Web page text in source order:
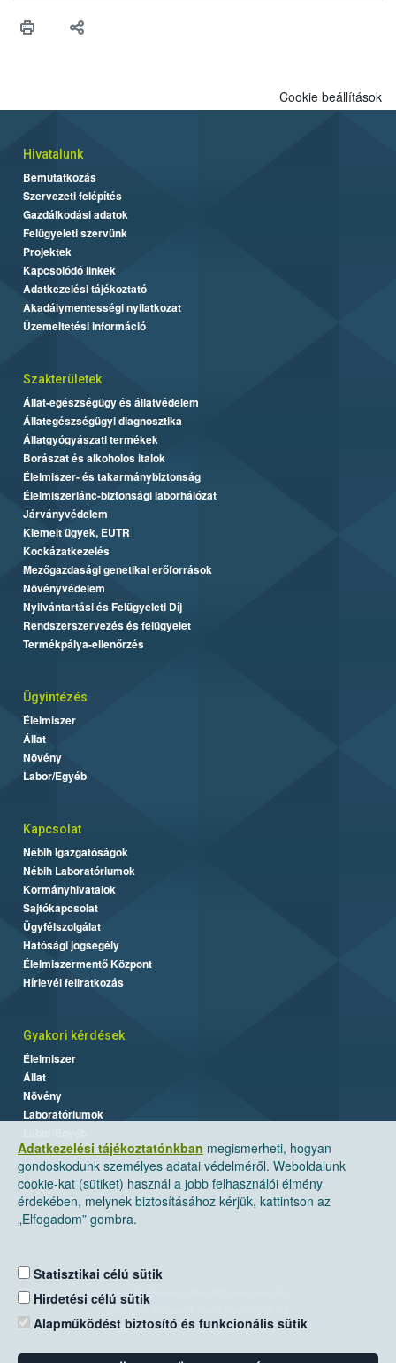
Adatkezelési tájékoztatónkban megismerheti, hogyan
gondoskodunk személyes adatai védelméről. Weboldalunk
cookie-kat (sütiket) használ a jobb felhasználói élmény
érdekében, melynek biztosításához kérjük, kattintson az
„Elfogadom” gombra.
Statisztikai célú sütik
Hirdetési célú sütik
Alapműködést biztosító és funkcionális sütik
Cookie beállítások
Hivatalunk
Bemutatkozás
Szervezeti felépítés
Gazdálkodási adatok
Felügyeleti szervünk
Projektek
Kapcsolódó linkek
Adatkezelési tájékoztató
Akadálymentességi nyilatkozat
Üzemeltetési információ
Szakterületek
Állat-egészségügy és állatvédelem
Állategészségügyi diagnosztika
Állatgyógyászati termékek
Borászat és alkoholos italok
Élelmiszer- és takarmánybiztonság
Élelmiszerlánc-biztonsági laborhálózat
Járványvédelem
Kiemelt ügyek, EUTR
Kockázatkezelés
Mezőgazdasági genetikai erőforrások
Növényvédelem
Nyilvántartási és Felügyeleti Díj
Rendszerszervezés és felügyelet
Termékpálya-ellenőrzés
Ügyintézés
Élelmiszer
Állat
Növény
Labor/Egyéb
Kapcsolat
Nébih Igazgatóságok
Nébih Laboratóriumok
Kormányhivatalok
Sajtókapcsolat
Ügyfélszolgálat
Hatósági jogsegély
Élelmiszermentő Központ
Hírlevél feliratkozás
Gyakori kérdések
Élelmiszer
Állat
Növény
Laboratóriumok
Nemzeti Élelmiszerlánc-biztonsági Hivatal
Levelezési cím: 1525 Budapest. Pf. 30.